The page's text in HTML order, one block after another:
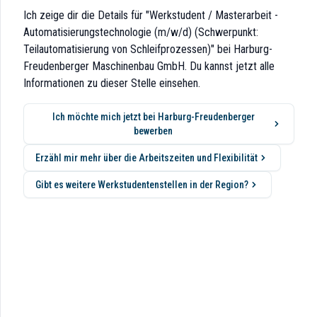
als Weltmarktführer zukunftsweisende Lösungen und
Schleifbearbeitung geometrisch komplexer und
grober Amortisationsbetrachtung
Ich zeige dir die Details für "Werkstudent / Masterarbeit -
Automatisierungstechnologie (m/w/d) (Schwerpunkt:
Teilautomatisierung von Schleifprozessen)" bei Harburg-
Freudenberger Maschinenbau GmbH. Du kannst jetzt alle
Informationen zu dieser Stelle einsehen.
Ich möchte mich jetzt bei Harburg-Freudenberger
bewerben
Erzähl mir mehr über die Arbeitszeiten und Flexibilität
Gibt es weitere Werkstudentenstellen in der Region?